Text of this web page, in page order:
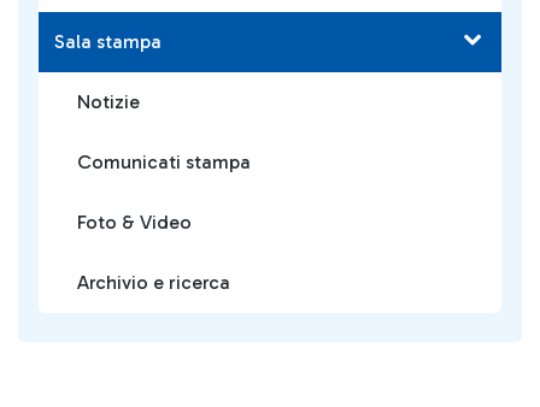
Sala stampa
Notizie
Comunicati stampa
Foto & Video
Archivio e ricerca